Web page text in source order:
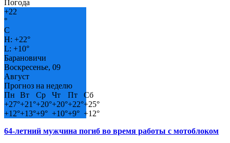
Погода
+22
°
C
H: +22°
L: +10°
Барановичи
Воскресенье, 09
Август
Прогноз на неделю
Пн
Вт Ср Чт Пт
Сб
+27°+21°+20°+20°+22°+25°
+12°+13°+9° +10°+9° +12°
64-летний мужчина погиб во время работы с мотоблоком